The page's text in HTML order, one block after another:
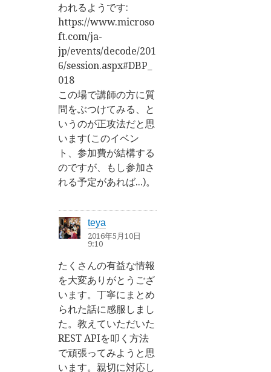
われるようです:
https://www.microso
ft.com/ja-
jp/events/decode/201
6/session.aspx#DBP_
018
この場で講師の方に質
問をぶつけてみる、と
いうのが正攻法だと思
います(このイベン
ト、参加費が結構する
のですが、もし参加さ
れる予定があれば...)。
teya
2016年5月10日
9:10
たくさんの有益な情報
を大変ありがとうござ
います。丁寧にまとめ
られた話に感服しまし
た。教えていただいた
REST APIを叩く方法
で頑張ってみようと思
います。親切に対応し